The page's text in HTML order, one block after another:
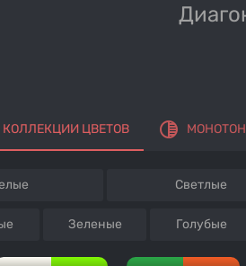
КОЛЛЕКЦИИ ЦВЕТОВ tonality МОНОТОН
Светлые
Зеленые Голубые